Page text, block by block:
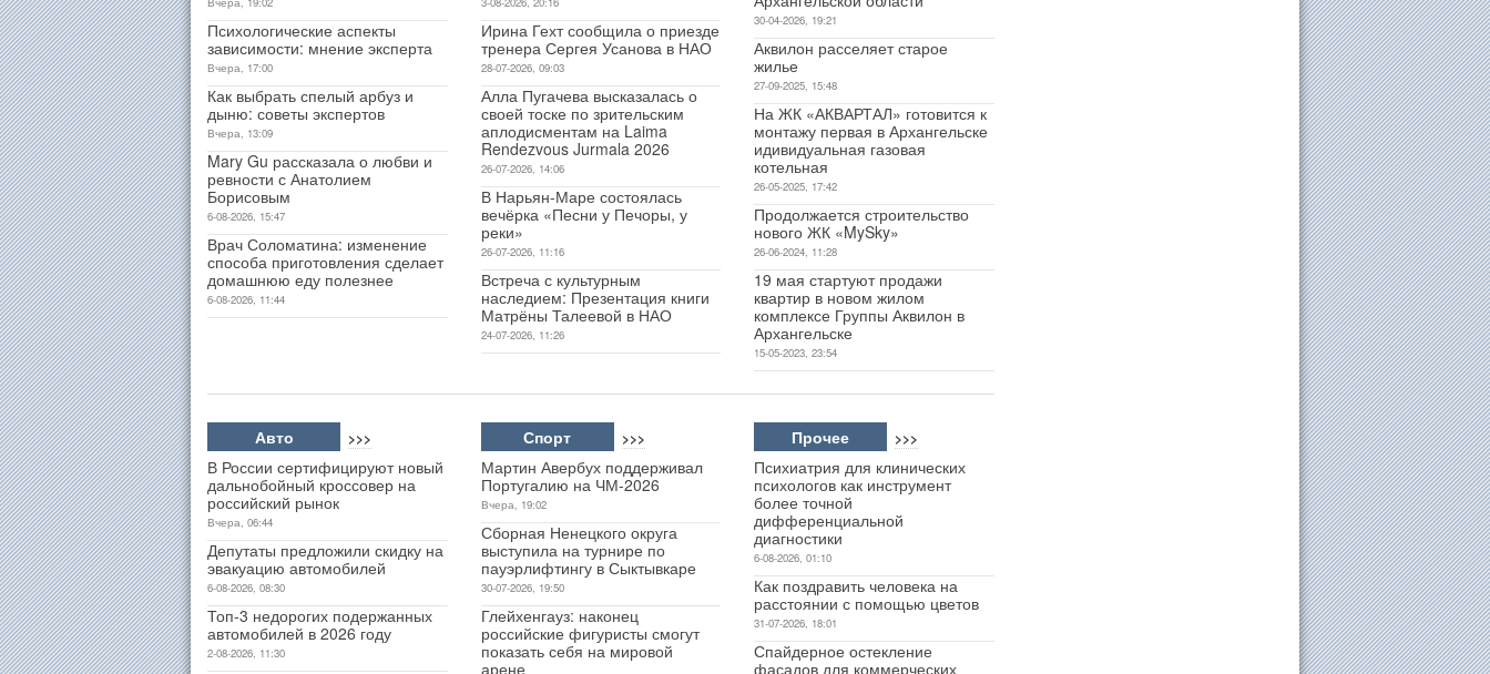
Психологические аспекты
зависимости: мнение эксперта
Вчера, 17:00
Как выбрать спелый арбуз и
дыню: советы экспертов
Вчера, 13:09
Mary Gu рассказала о любви и
ревности с Анатолием
Борисовым
6-08-2026, 15:47
Врач Соломатина: изменение
способа приготовления сделает
домашнюю еду полезнее
6-08-2026, 11:44
Ирина Гехт сообщила о приезде
тренера Сергея Усанова в НАО
28-07-2026, 09:03
Алла Пугачева высказалась о
своей тоске по зрительским
аплодисментам на Laima
Rendezvous Jurmala 2026
26-07-2026, 14:06
В Нарьян-Маре состоялась
вечёрка «Песни у Печоры, у
реки»
26-07-2026, 11:16
Встреча с культурным
наследием: Презентация книги
Матрёны Талеевой в НАО
24-07-2026, 11:26
30-04-2026, 19:21
Аквилон расселяет старое
жилье
27-09-2025, 15:48
На ЖК «АКВАРТАЛ» готовится к
монтажу первая в Архангельске
идивидуальная газовая
котельная
26-05-2025, 17:42
Продолжается строительство
нового ЖК «MySky»
26-06-2024, 11:28
19 мая стартуют продажи
квартир в новом жилом
комплексе Группы Аквилон в
Архангельске
15-05-2023, 23:54
Авто >>>
В России сертифицируют новый
дальнобойный кроссовер на
российский рынок
Вчера, 06:44
Депутаты предложили скидку на
эвакуацию автомобилей
6-08-2026, 08:30
Топ-3 недорогих подержанных
автомобилей в 2026 году
2-08-2026, 11:30
Спорт >>>
Мартин Авербух поддерживал
Португалию на ЧМ-2026
Вчера, 19:02
Сборная Ненецкого округа
выступила на турнире по
пауэрлифтингу в Сыктывкаре
30-07-2026, 19:50
Глейхенгауз: наконец
российские фигуристы смогут
показать себя на мировой
арене
Прочее >>>
Психиатрия для клинических
психологов как инструмент
более точной
дифференциальной
диагностики
6-08-2026, 01:10
Как поздравить человека на
расстоянии с помощью цветов
31-07-2026, 18:01
Спайдерное остекление
фасадов для коммерческих